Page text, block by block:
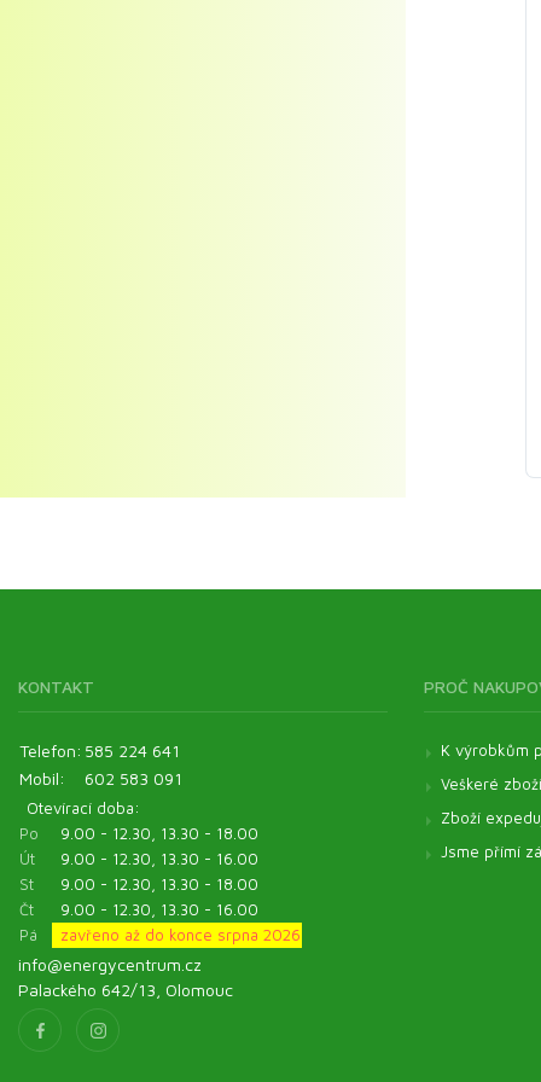
KONTAKT
Telefon: 585 224 641
Mobil:
602 583 091
Otevírací doba:
Po
9.00 - 12.30, 13.30 - 18.00
Út
9.00 - 12.30, 13.30 - 16.00
St
9.00 - 12.30, 13.30 - 18.00
Čt
9.00 - 12.30, 13.30 - 16.00
Pá
zavřeno až do konce srpna 2026
info@energycentrum.cz
Palackého 642/13, Olomouc
PROČ
K výrobkům
Veškeré
Zboží
Jsme přímí